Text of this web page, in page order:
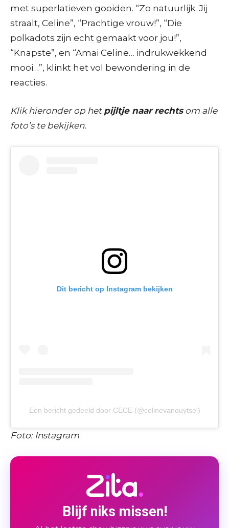
met superlatieven gooiden. “Zo natuurlijk. Jij
straalt, Celine”, “Prachtige vrouw!”, “Die
polkadots zijn echt gemaakt voor jou!”,
“Knapste”, en “Amai Celine… indrukwekkend
mooi…”, klinkt het vol bewondering in de
reacties.
Klik hieronder op het pijltje naar rechtsom alle
foto’s te bekijken.
Dit bericht op Instagram bekijken
Een bericht gedeeld door CECE (@celinevanouytsel)
Foto: Instagram
Blijf niks missen!